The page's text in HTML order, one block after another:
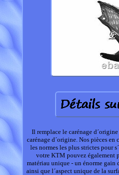
Il remplace le carénage
carénage d´origine. Nos pièces en
les normes les plus strictes pour
votre KTM pouvez également
matériau unique - un énorme gain
ainsi que l´aspect unique de la